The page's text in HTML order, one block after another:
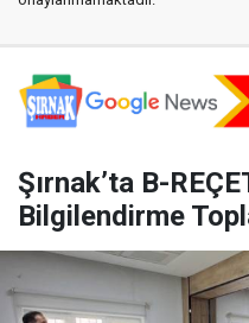
Şırnak’ta B-
Bilgilendirme